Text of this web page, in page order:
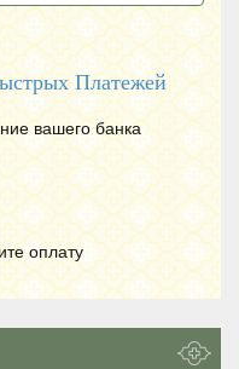
Платежей
вашего банка
оплату